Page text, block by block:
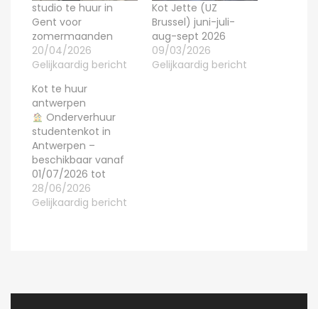
studio te huur in
Gent voor
zomermaanden
20/04/2026
Gelijkaardig bericht
Kot Jette (UZ
Brussel) juni-juli-
aug-sept 2026
09/03/2026
Gelijkaardig bericht
Kot te huur
antwerpen
Onderverhuur
studentenkot in
Antwerpen –
beschikbaar vanaf
01/07/2026 tot
31/08/2027 Ik zoek
iemand om mijn kot
28/06/2026
Gelijkaardig bericht